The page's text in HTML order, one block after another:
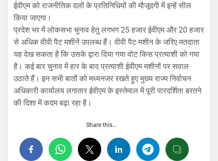
ईवीएम को राजनीतिक दलों के प्रतिनिधियों की मौजूदगी में इन्हें सील
किया जाएगा।
प्रदेश भर में लोकसभा चुनाव हेतु लगभग 25 हजार ईवीएम और 20 हजार
से अधिक वीवी पैट मशीनें उपलब्ध हैं। वीवी पैट मशीन के जरिए मतदाता
यह देख सकता है कि उसके द्वारा दिया गया वोट किस प्रत्याशी को गया
है। कई बार चुनाव में हार के बाद प्रत्याशी ईवीएम मशीनों पर सवाल
उठाते हैं। इन सभी बातों को मध्यनजर रखते हुए मुख्य राज्य निर्वाचन
अधिकारी कार्यालय लगातार ईवीएम के इस्तेमाल में पूरी पारदर्शिता बरतने
की दिशा में कदम बढ़ा रहा है।
Share this…